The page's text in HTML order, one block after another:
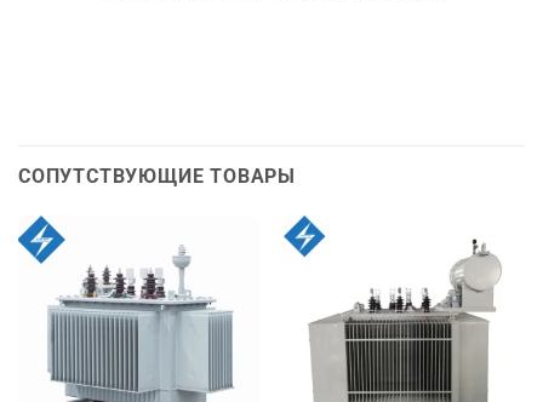
СОПУТСТВУЮЩИЕ ТОВАРЫ